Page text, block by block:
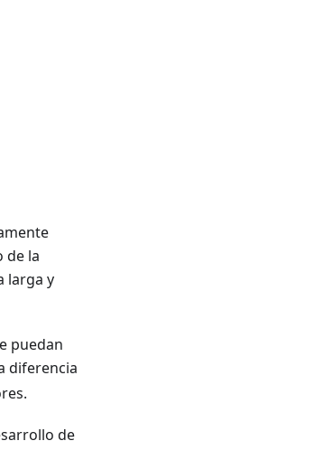
de la
larga y
puedan
diferencia
de